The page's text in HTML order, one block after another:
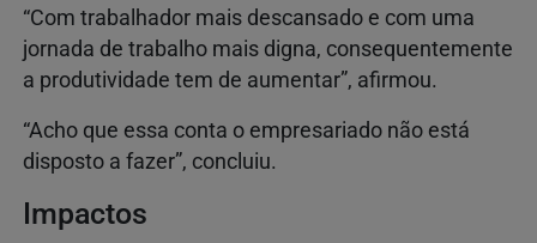
“Com trabalhador mais descansado e com uma
jornada de trabalho mais digna, consequentemente
a produtividade tem de aumentar”, afirmou.
“Acho que essa conta o empresariado não está
disposto a fazer”, concluiu.
Impactos